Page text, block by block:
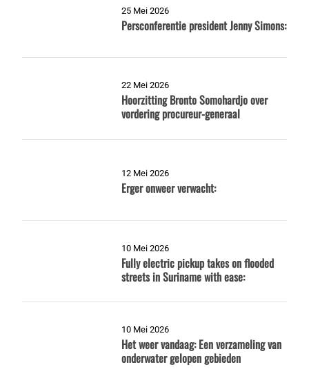
25 Mei 2026
Persconferentie president Jenny Simons:
22 Mei 2026
Hoorzitting Bronto Somohardjo over
vordering procureur-generaal
12 Mei 2026
Erger onweer verwacht:
10 Mei 2026
Fully electric pickup takes on flooded
streets in Suriname with ease:
10 Mei 2026
Het weer vandaag: Een verzameling van
onderwater gelopen gebieden